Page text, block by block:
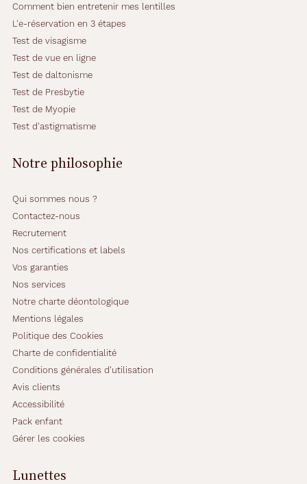
Comment bien entretenir mes lentilles
L'e-réservation en 3 étapes
Test de visagisme
Test de vue en ligne
Test de daltonisme
Test de Presbytie
Test de Myopie
Test d'astigmatisme
Notre philosophie
Qui sommes nous ?
Contactez-nous
Recrutement
Nos certifications et labels
Vos garanties
Nos services
Notre charte déontologique
Mentions légales
Politique des Cookies
Charte de confidentialité
Conditions générales d'utilisation
Avis clients
Accessibilité
Pack enfant
Gérer les cookies
Lunettes